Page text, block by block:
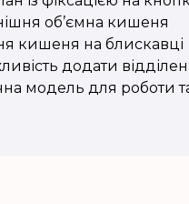
об’ємна кишеня
кишеня на блискавці
додати
модель для роботи